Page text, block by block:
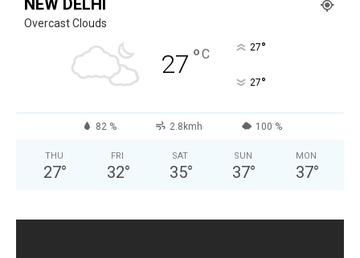
NEW DELHI
Overcast Clouds
27 °C 27°
27°
82 % 2.8kmh 100 %
THU
27°
FRI
32°
SAT
35°
SUN
37°
MON
37°